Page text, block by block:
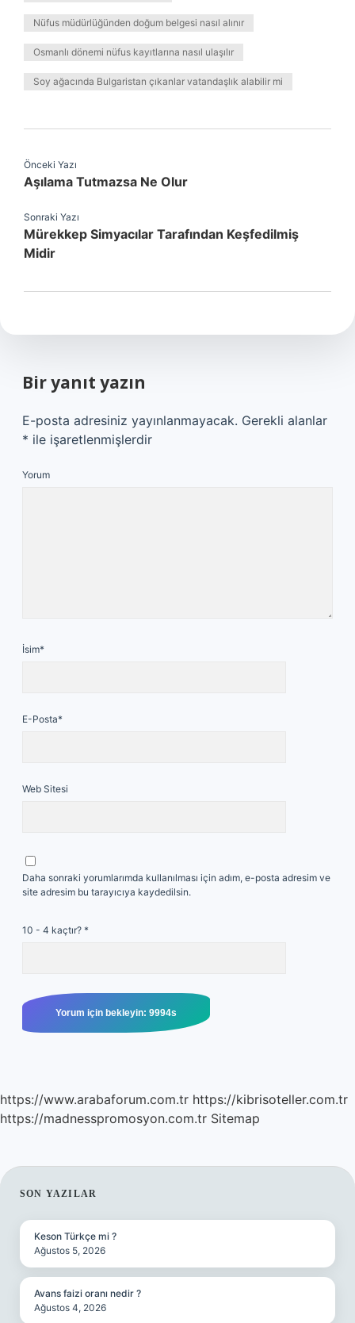
Nüfus müdürlüğünden doğum belgesi nasıl alınır
Osmanlı dönemi nüfus kayıtlarına nasıl ulaşılır
Soy ağacında Bulgaristan çıkanlar vatandaşlık alabilir mi
Önceki Yazı
Aşılama Tutmazsa Ne Olur
Sonraki Yazı
Mürekkep Simyacılar Tarafından Keşfedilmiş
Midir
Bir yanıt yazın
E-posta adresiniz yayınlanmayacak. Gerekli alanlar
* ile işaretlenmişlerdir
Yorum
İsim*
E-Posta*
Web Sitesi
Daha sonraki yorumlarımda kullanılması için adım, e-posta adresim ve
site adresim bu tarayıcıya kaydedilsin.
10 - 4 kaçtır? *
https://www.arabaforum.com.tr https://kibrisoteller.com.tr
https://madnesspromosyon.com.tr Sitemap
SIDEBAR
SON YAZILAR
Keson Türkçe mi ?
Ağustos 5, 2026
Avans faizi oranı nedir ?
Ağustos 4, 2026